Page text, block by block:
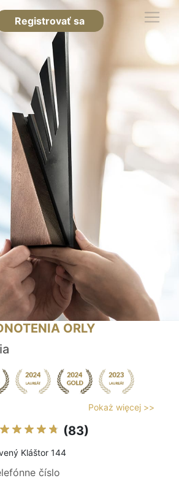
Registrovať sa
ORLY
Pokaż więcej >>
(83)
Kláštor 144
číslo